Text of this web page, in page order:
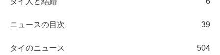
ニュースの目次 39
タイのニュース 504